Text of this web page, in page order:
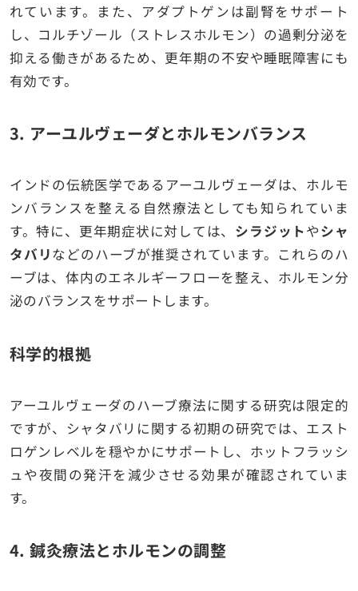
れています。また、アダプトゲンは副腎をサポート
し、コルチゾール（ストレスホルモン）の過剰分泌を
抑える働きがあるため、更年期の不安や睡眠障害にも
有効です。
3. アーユルヴェーダとホルモンバランス
インドの伝統医学であるアーユルヴェーダは、ホルモ
ンバランスを整える自然療法としても知られていま
す。特に、更年期症状に対しては、 シラジットやシャ
タバリなどのハーブが推奨されています。これらのハ
ーブは、体内のエネルギーフローを整え、ホルモン分
泌のバランスをサポートします。
科学的根拠
アーユルヴェーダのハーブ療法に関する研究は限定的
ですが、シャタバリに関する初期の研究では、エスト
ロゲンレベルを穏やかにサポートし、ホットフラッシ
ュや夜間の発汗を減少させる効果が確認されていま
す。
4.鍼灸療法とホルモンの調整